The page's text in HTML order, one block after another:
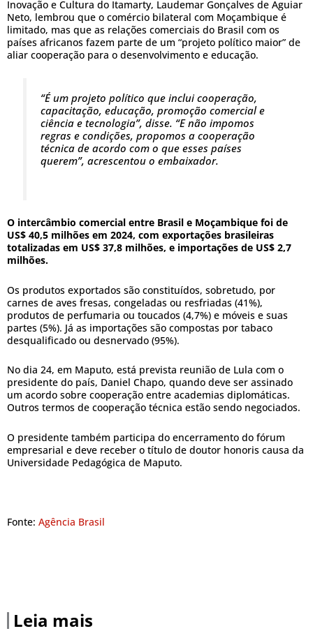
Inovação e Cultura do Itamarty, Laudemar Gonçalves de Aguiar
Neto, lembrou que o comércio bilateral com Moçambique é
limitado, mas que as relações comerciais do Brasil com os
países africanos fazem parte de um “projeto político maior” de
aliar cooperação para o desenvolvimento e educação.
“É um projeto político que inclui cooperação,
capacitação, educação, promoção comercial e
ciência e tecnologia”, disse. “E não impomos
regras e condições, propomos a cooperação
técnica de acordo com o que esses países
querem”, acrescentou o embaixador.
O intercâmbio comercial entre Brasil e Moçambique foi de
US$ 40,5 milhões em 2024, com exportações brasileiras
totalizadas em US$ 37,8 milhões, e importações de US$ 2,7
milhões.
Os produtos exportados são constituídos, sobretudo, por
carnes de aves fresas, congeladas ou resfriadas (41%),
produtos de perfumaria ou toucados (4,7%) e móveis e suas
partes (5%). Já as importações são compostas por tabaco
desqualificado ou desnervado (95%).
No dia 24, em Maputo, está prevista reunião de Lula com o
presidente do país, Daniel Chapo, quando deve ser assinado
um acordo sobre cooperação entre academias diplomáticas.
Outros termos de cooperação técnica estão sendo negociados.
O presidente também participa do encerramento do fórum
empresarial e deve receber o título de doutor honoris causa da
Universidade Pedagógica de Maputo.
Fonte: Agência Brasil
Leia mais